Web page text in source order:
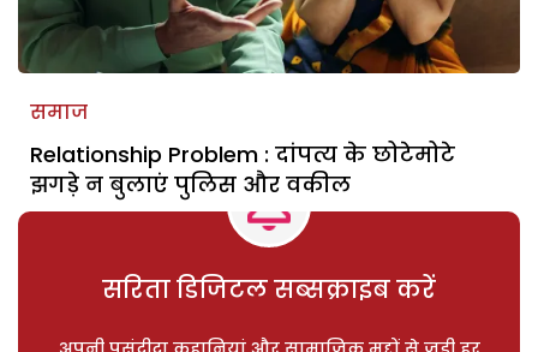
समाज
Relationship Problem : दांपत्य के छोटेमोटे
झगड़े न बुलाएं पुलिस और वकील
सरिता डिजिटल सब्सक्राइब करें